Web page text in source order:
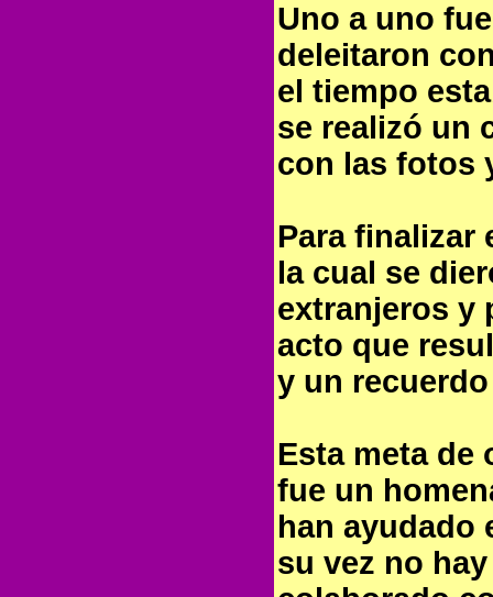
Uno a uno
deleitaron
el tiempo
se realizó un
con las fotos
Para finalizar
la cual se
extranjeros y
acto que
y un
Esta meta de
fue un
han ayudado
su vez no